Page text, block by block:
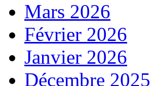
Mars 2026
Février 2026
Janvier 2026
Décembre 2025